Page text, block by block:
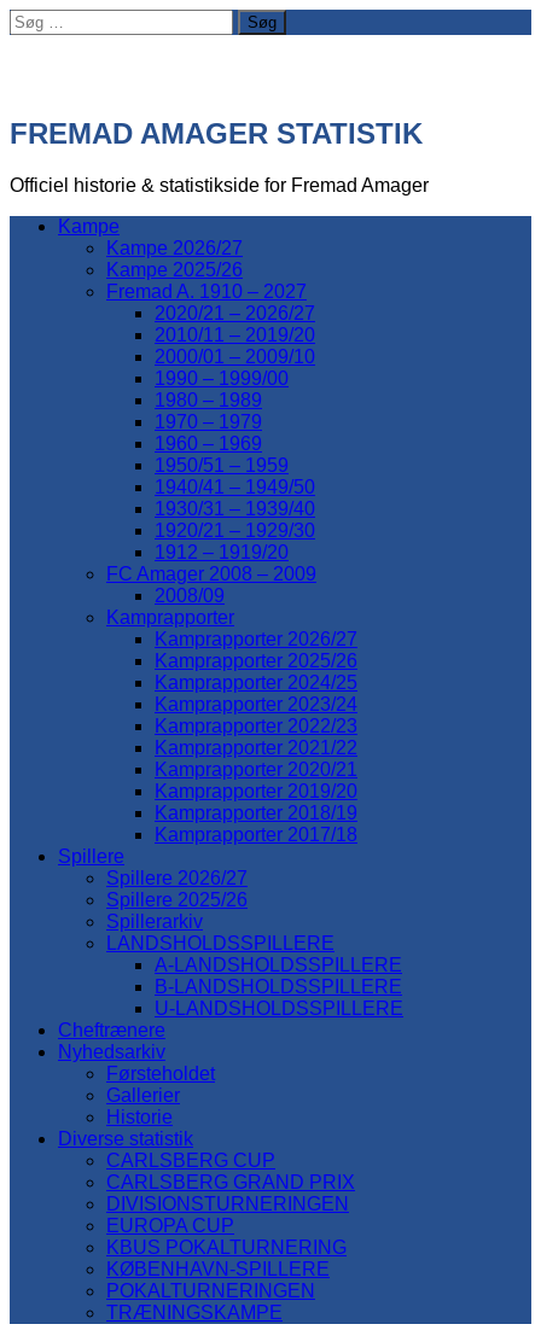
Søg
efter:
FREMAD AMAGER STATISTIK
Officiel historie & statistikside for Fremad Amager
Kampe
Kampe 2026/27
Kampe 2025/26
Fremad A. 1910 – 2027
2020/21 – 2026/27
2010/11 – 2019/20
2000/01 – 2009/10
1990 – 1999/00
1980 – 1989
1970 – 1979
1960 – 1969
1950/51 – 1959
1940/41 – 1949/50
1930/31 – 1939/40
1920/21 – 1929/30
1912 – 1919/20
FC Amager 2008 – 2009
2008/09
Kamprapporter
Kamprapporter 2026/27
Kamprapporter 2025/26
Kamprapporter 2024/25
Kamprapporter 2023/24
Kamprapporter 2022/23
Kamprapporter 2021/22
Kamprapporter 2020/21
Kamprapporter 2019/20
Kamprapporter 2018/19
Kamprapporter 2017/18
Spillere
Spillere 2026/27
Spillere 2025/26
Spillerarkiv
LANDSHOLDSSPILLERE
A-LANDSHOLDSSPILLERE
B-LANDSHOLDSSPILLERE
U-LANDSHOLDSSPILLERE
Cheftrænere
Nyhedsarkiv
Førsteholdet
Gallerier
Historie
Diverse statistik
CARLSBERG CUP
CARLSBERG GRAND PRIX
DIVISIONSTURNERINGEN
EUROPA CUP
KBUS POKALTURNERING
KØBENHAVN-SPILLERE
POKALTURNERINGEN
TRÆNINGSKAMPE